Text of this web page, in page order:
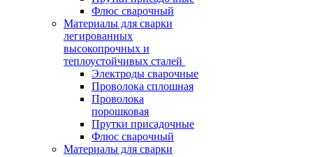
Флюс сварочный
Материалы для сварки
легированных
высокопрочных и
теплоустойчивых сталей
Электроды сварочные
Проволока сплошная
Проволока
порошковая
Прутки присадочные
Флюс сварочный
Материалы для сварки